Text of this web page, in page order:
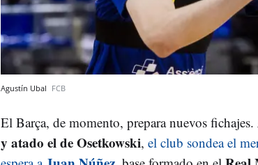
Agustín Ubal FCB
El Barça, de momento, prepara nuevos fichajes.
y atado el de Osetkowski, el club sondea el